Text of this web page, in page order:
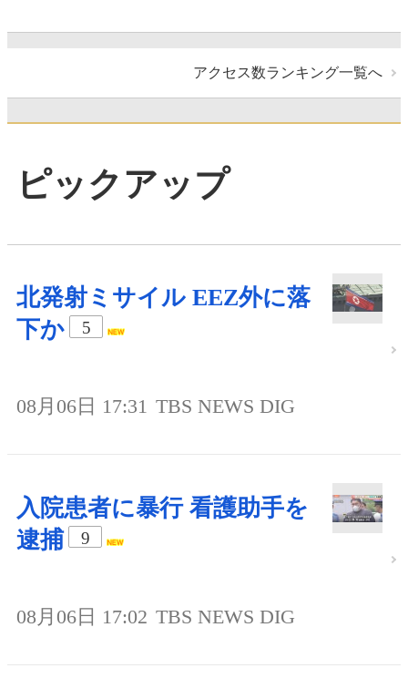
アクセス数ランキング一覧へ
ピックアップ
北発射ミサイル EEZ外に落
下か
5
08月06日 17:31 TBS NEWS DIG
入院患者に暴行 看護助手を
逮捕
9
08月06日 17:02 TBS NEWS DIG